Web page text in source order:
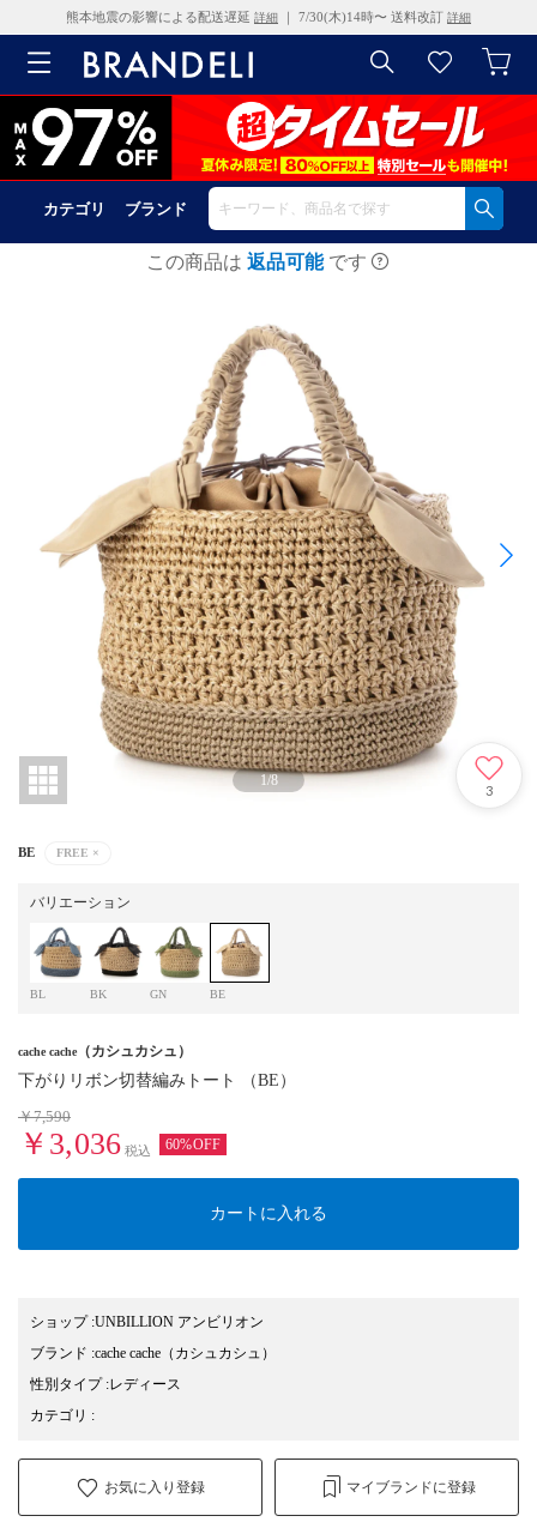
熊本地震の影響による配送遅延 詳細 ｜ 7/30(木)14時〜 送料改訂 詳細
カテゴリ ブランド
この商品は 返品可能 です
1/8
3
BE FREE ×
バリエーション
BL BK GN BE
cache cache （カシュカシュ）
下がりリボン切替編みトート （BE）
￥7,590
￥3,036 税込 60%OFF
カートに入れる
ショップ:UNBILLION アンビリオン
ブランド :cache cache （カシュカシュ）
性別タイプ:レディース
カテゴリ :
お気に入り登録 マイブランドに登録